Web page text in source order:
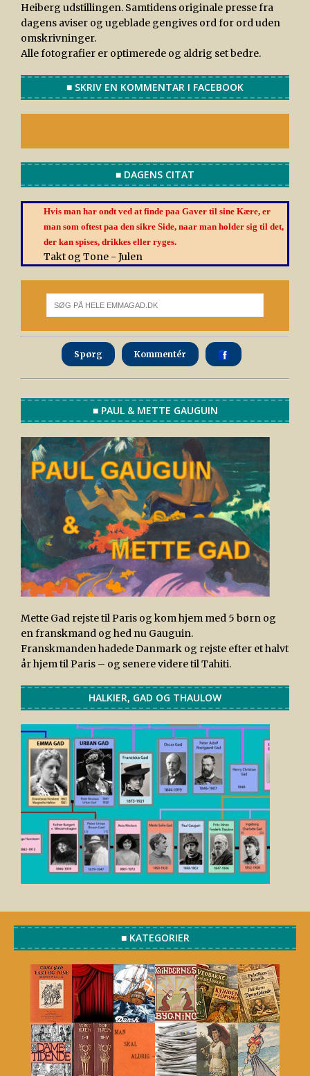
Heiberg udstillingen. Samtidens originale presse fra
dagens aviser og ugeblade gengives ord for ord uden
omskrivninger.
Alle fotografier er optimerede og aldrig set bedre.
■ SKRIV EN KOMMENTAR I FACEBOOK
■ DAGENS CITAT
Hvis man har ondt ved at finde paa Gaver til sine Kære, er
man som oftest paa den sikre Side, naar man holder sig til det,
der kan spises, drikkes eller ryges.
Takt og Tone - Julen
Spørg Kommentér
■ PAUL & METTE GAUGUIN
Mette Gad rejste til Paris og kom hjem med 5 børn og
en franskmand og hed nu Gauguin.
Franskmanden hadede Danmark og rejste efter et halvt
år hjem til Paris – og senere videre til Tahiti.
HALKIER, GAD OG THAULOW
■ KATEGORIER